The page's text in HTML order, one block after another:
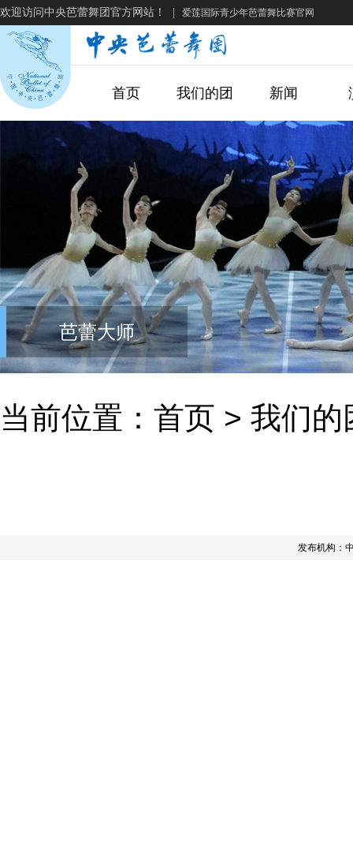
欢迎访问中央芭蕾舞团官方网站！ 爱莲国际青少年芭蕾舞比赛官网
首页 我们的团 新闻
芭蕾大师
当前位置： 首页 > 我们的
发布机构：